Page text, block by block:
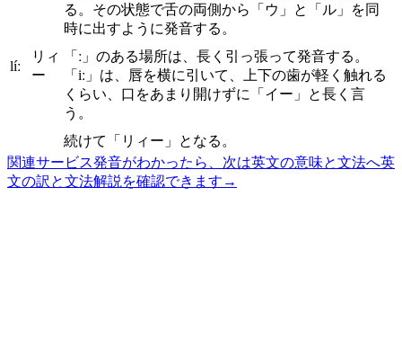
líː
リィ
ー
る。その状態で舌の両側から「ウ」と「ル」を同
時に出すように発音する。
「ː」のある場所は、長く引っ張って発音する。
「iː」は、唇を横に引いて、上下の歯が軽く触れる
くらい、口をあまり開けずに「イー」と長く言
う。
続けて「リィー」となる。
関連サービス発音がわかったら、次は英文の意味と文法へ英
文の訳と文法解説を確認できます →